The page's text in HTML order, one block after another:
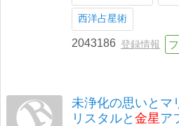
西洋占星術
2043186 登録情報
未浄化の思いとマ
リスタルと 金星ア